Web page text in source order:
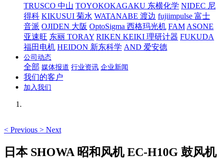
TRUSCO 中山 TOYOKOKAGAKU 东横化学 NIDEC 尼
得科 KIKUSUI 菊水 WATANABE 渡边 fujiimpulse 富士
音派 OJIDEN 大阪 OptoSigma 西格玛光机 FAM ASONE
亚速旺 东丽 TORAY RIKEN KEIKI 理研计器 FUKUDA
福田电机 HEIDON 新东科学 AND 爱安德
公司动态
全部 媒体报道 行业资讯 企业新闻
我们的客户
加入我们
< Previous > Next
日本 SHOWA 昭和风机 EC-H10G 鼓风机